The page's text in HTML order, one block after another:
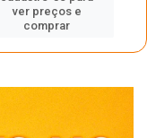
ver preços e
comprar